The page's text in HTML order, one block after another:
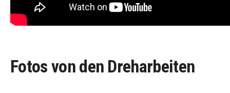
Fotos von den Dreharbeiten